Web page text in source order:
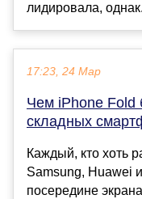
лидировала,
17:23, 24 Мар
Чем iPhone Fold
складных
Каждый, кто хоть
Samsung, Huawei
посередине